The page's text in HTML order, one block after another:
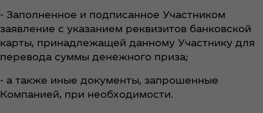
- Заполненное и подписанное Участником
заявление с указанием реквизитов банковской
карты, принадлежащей данному Участнику для
перевода суммы денежного приза;
- а также иные документы, запрошенные
Компанией, при необходимости.